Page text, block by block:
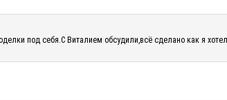
под себя.С Виталием обсудили,всё сделано как я